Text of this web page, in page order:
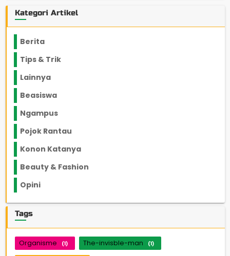
Kategori Artikel
Berita
Tips & Trik
Lainnya
Beasiswa
Ngampus
Pojok Rantau
Konon Katanya
Beauty & Fashion
Opini
Tags
Organisme (1) The-invisble-man (1)